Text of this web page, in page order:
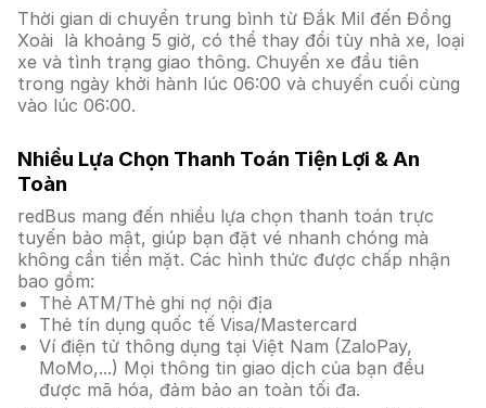
Thời gian di chuyển trung bình từ Đắk Mil đến Đồng
Xoài là khoảng 5 giờ, có thể thay đổi tùy nhà xe, loại
xe và tình trạng giao thông. Chuyến xe đầu tiên
trong ngày khởi hành lúc 06:00 và chuyến cuối cùng
vào lúc 06:00.
Nhiều Lựa Chọn Thanh Toán Tiện Lợi & An
Toàn
redBus mang đến nhiều lựa chọn thanh toán trực
tuyến bảo mật, giúp bạn đặt vé nhanh chóng mà
không cần tiền mặt. Các hình thức được chấp nhận
bao gồm:
Thẻ ATM/Thẻ ghi nợ nội địa
Thẻ tín dụng quốc tế Visa/Mastercard
Ví điện tử thông dụng tại Việt Nam (ZaloPay,
MoMo,...) Mọi thông tin giao dịch của bạn đều
được mã hóa, đảm bảo an toàn tối đa.